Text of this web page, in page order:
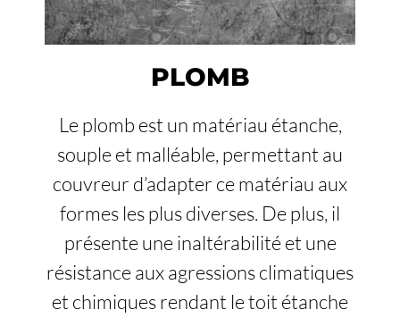
PLOMB
Le plomb est un matériau étanche,
souple et malléable, permettant au
couvreur d’adapter ce matériau aux
formes les plus diverses. De plus, il
présente une inaltérabilité et une
résistance aux agressions climatiques
et chimiques rendant le toit étanche